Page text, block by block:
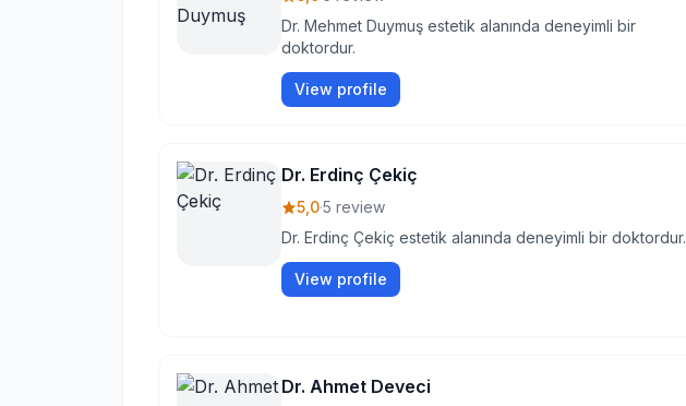
Dr. Mehmet Duymuş estetik alanında deneyimli bir
doktordur.
View profile
Dr. Erdinç Çekiç
5,0·5 review
Dr. Erdinç Çekiç estetik alanında deneyimli bir doktordur.
View profile
Dr. Ahmet Deveci